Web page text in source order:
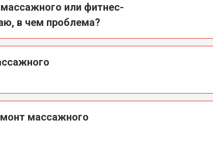
или фитнес-
в чем проблема?
массажного